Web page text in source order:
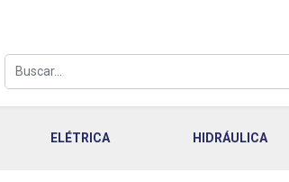
ELÉTRICA HIDRÁULICA